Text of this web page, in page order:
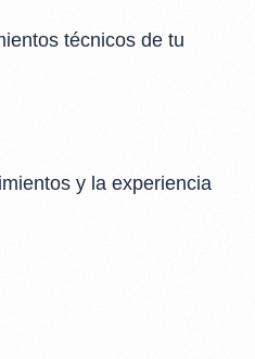
técnicos de tu
y la experiencia